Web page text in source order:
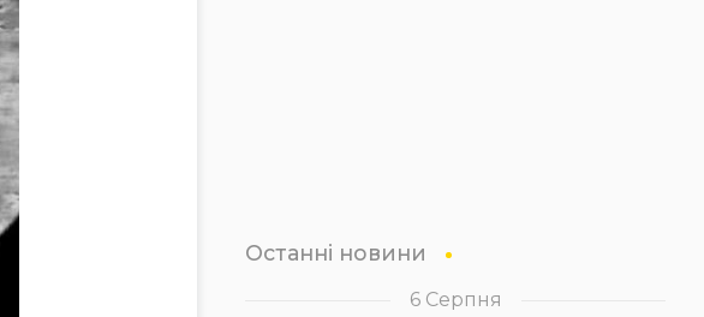
Останні новини
6 Серпня